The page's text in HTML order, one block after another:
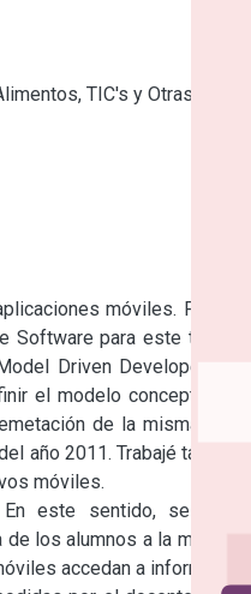
TIC's y Otras
móviles. Por una
Software para este tipo de
Driven Developement)
el modelo conceptual de
de la misma. Este
año 2011. Trabajé también
móviles.
este sentido, se están
los alumnos a la misma y
accedan a información